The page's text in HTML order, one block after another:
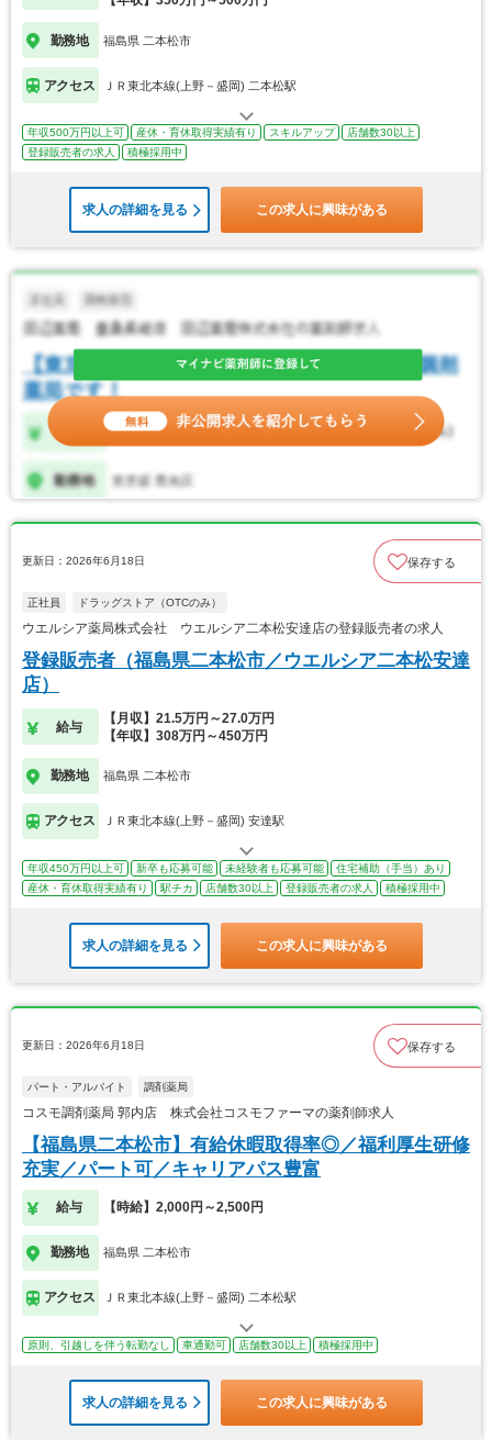
勤務地 福島県 二本松市
アクセス ＪＲ東北本線(上野－盛岡) 二本松駅
年収500万円以上可 産休・育休取得実績有り スキルアップ
店舗数30以上
登録販売者の求人
積極採用中
求人の詳細を見る この求人に興味がある
更新日：2026年6月18日 保存する
正社員 ドラッグストア（OTCのみ）
ウエルシア薬局株式会社 ウエルシア二本松安達店の登録販売者の求人
登録販売者（福島県二本松市／ウエルシア二本松安達
店）
給与
【月収】21.5万円～27.0万円
【年収】308万円～450万円
勤務地 福島県 二本松市
アクセス ＪＲ東北本線(上野－盛岡) 安達駅
年収450万円以上可 新卒も応募可能 未経験者も応募可能
住宅補助（手当）あり
産休・育休取得実績有り
駅チカ 店舗数30以上 登録販売者の求人 積極採用中
求人の詳細を見る この求人に興味がある
更新日：2026年6月18日 保存する
パート・アルバイト 調剤薬局
コスモ調剤薬局 郭内店 株式会社コスモファーマの薬剤師求人
【福島県二本松市】有給休暇取得率◎／福利厚生研修
充実／パート可／キャリアパス豊富
給与 【時給】2,000円～2,500円
勤務地 福島県 二本松市
アクセス ＪＲ東北本線(上野－盛岡) 二本松駅
原則、引越しを伴う転勤なし 車通勤可 店舗数30以上 積極採用中
求人の詳細を見る この求人に興味がある